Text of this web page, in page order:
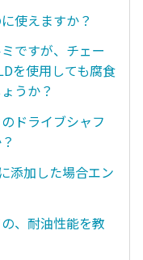
使えますか？
ですが、チェー
を使用しても腐食
うか？
ドライブシャフ
添加した場合エン
、耐油性能を教